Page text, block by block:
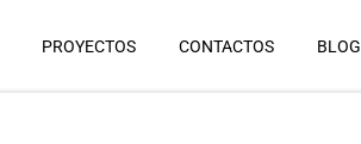
PROYECTOS CONTACTOS BLOG